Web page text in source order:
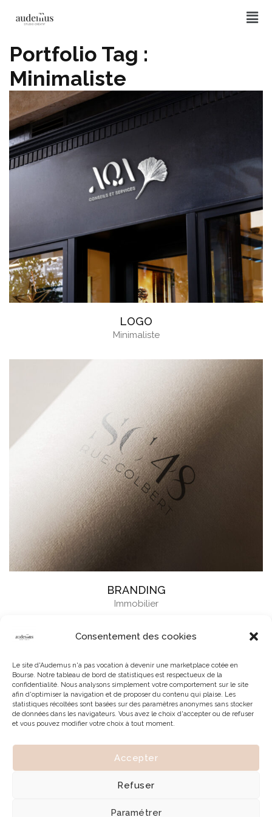
Consentement des cookies
Le site d'Audemus n'a pas vocation à devenir une marketplace cotée en
Bourse. Notre tableau de bord de statistiques est respectueux de la
confidentialité. Nous analysons simplement votre comportement sur le site
afin d'optimiser la navigation et de proposer du contenu qui plaise. Les
statistiques récoltées sont basées sur des paramètres anonymes sans stocker
de données dans les navigateurs. Vous avez le choix d'accepter ou de refuser
et vous pouvez modifier votre choix à tout moment.
Accepter
Refuser
Paramétrer
Portfolio Tag :
Minimaliste
LOGO
Minimaliste
BRANDING
Immobilier
© 2026 | Tous droits réservés à Audemus